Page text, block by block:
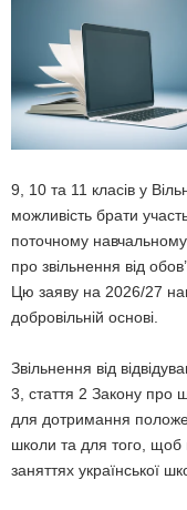
9, 10 та 11 класів у
можливість брати
поточному
про звільнення від
Цю заяву на 2026/27
добровільній основі.
Звільнення від
3, стаття 2 Закону про
для дотримання
школи та для того, щоб
заняттях української